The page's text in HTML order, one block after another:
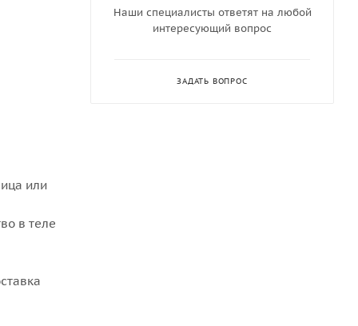
или
в теле
Наши специалисты ответят на любой
интересующий вопрос
ЗАДАТЬ ВОПРОС